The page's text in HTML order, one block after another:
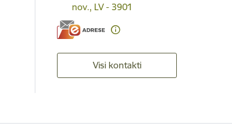
nov., LV - 3901
Visi kontakti